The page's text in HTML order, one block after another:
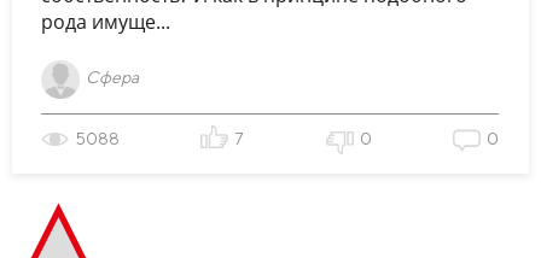
рода имуще...
Сфера
5088 7 0 0